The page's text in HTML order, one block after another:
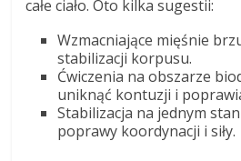
całe ciało. Oto kilka sugestii:
Wzmacniające mięśnie
stabilizacji korpusu.
Ćwiczenia na obszarze
uniknąć kontuzji i
Stabilizacja na jednym
poprawy koordynacji i siły.